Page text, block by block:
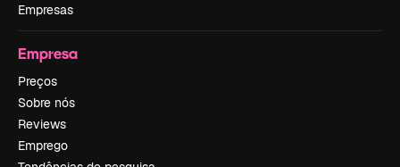
Empresas
Empresa
Preços
Sobre nós
Reviews
Emprego